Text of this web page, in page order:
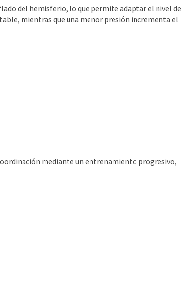
del hemisferio, lo que permite adaptar el nivel de
mientras que una menor presión incrementa el
mediante un entrenamiento progresivo,